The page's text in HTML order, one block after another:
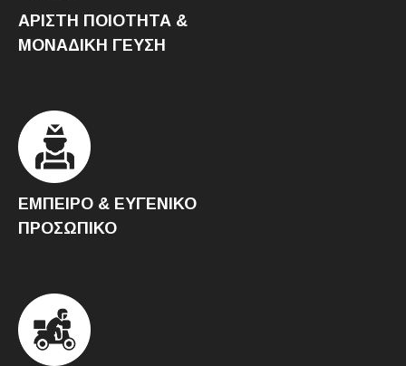
ΑΡΙΣΤΗ ΠΟΙΟΤΗΤΑ &
ΜΟΝΑΔΙΚΗ ΓΕΥΣΗ
ΕΜΠΕΙΡΟ & ΕΥΓΕΝΙΚΟ
ΠΡΟΣΩΠΙΚΟ